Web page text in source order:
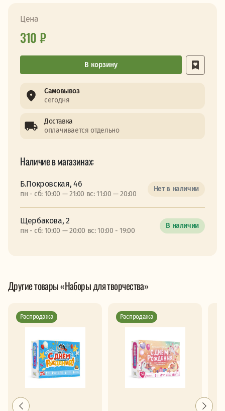
Цена
310 ₽
В корзину
Самовывоз
сегодня
Доставка
оплачивается отдельно
Наличие в магазинах:
Б.Покровская, 46
пн - сб: 10:00 — 21:00 вс: 11:00 — 20:00
Нет в наличии
Щербакова, 2
пн - сб: 10:00 — 20:00 вс: 10:00 - 19:00
В наличии
Другие товары «Наборы для творчества»
Распродажа Распродажа